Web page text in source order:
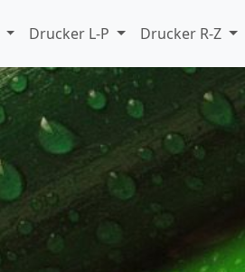
Drucker L-P Drucker R-Z